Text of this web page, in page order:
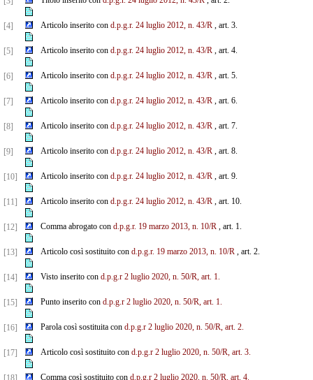
[4] Articolo inserito con d.p.g.r. 24 luglio 2012, n. 43/R, art. 3.
[5] Articolo inserito con d.p.g.r. 24 luglio 2012, n. 43/R, art. 4.
[6] Articolo inserito con d.p.g.r. 24 luglio 2012, n. 43/R, art. 5.
[7] Articolo inserito con d.p.g.r. 24 luglio 2012, n. 43/R, art. 6.
[8] Articolo inserito con d.p.g.r. 24 luglio 2012, n. 43/R, art. 7.
[9] Articolo inserito con d.p.g.r. 24 luglio 2012, n. 43/R, art. 8.
[10] Articolo inserito con d.p.g.r. 24 luglio 2012, n. 43/R, art. 9.
[11] Articolo inserito con d.p.g.r. 24 luglio 2012, n. 43/R, art. 10.
[12] Comma abrogato con d.p.g.r. 19 marzo 2013, n. 10/R, art. 1.
[13] Articolo così sostituito con d.p.g.r. 19 marzo 2013, n. 10/R, art. 2.
[14] Visto inserito con d.p.g.r 2 luglio 2020, n. 50/R, art. 1.
[15] Punto inserito con d.p.g.r 2 luglio 2020, n. 50/R, art. 1.
[16] Parola così sostituita con d.p.g.r 2 luglio 2020, n. 50/R, art. 2.
[17] Articolo così sostituito con d.p.g.r 2 luglio 2020, n. 50/R, art. 3.
[18] Comma così sostituito con d.p.g.r 2 luglio 2020, n. 50/R, art. 4.